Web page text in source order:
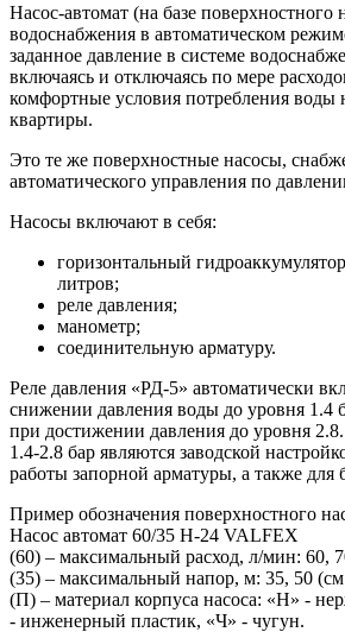
Насос-автомат (на базе поверхностного
водоснабжения в автоматическом
заданное давление в системе
включаясь и отключаясь по мере
комфортные условия потребления воды
квартиры.
Это те же поверхностные насосы,
автоматического управления по
Насосы включают в себя:
горизонтальный
литров;
реле давления;
манометр;
соединительную арматуру.
Реле давления «РД-5» автоматически
снижении давления воды до уровня 1.4
при достижении давления до уровня
1.4-2.8 бар являются заводской
работы запорной арматуры, а также для
Пример обозначения поверхностного
Насос автомат 60/35 Н-24 VALFEX
(60) – максимальный расход, л/мин: 60,
(35) – максимальный напор, м: 35, 50
(П) – материал корпуса насоса: «Н» -
- инженерный пластик, «Ч» - чугун.